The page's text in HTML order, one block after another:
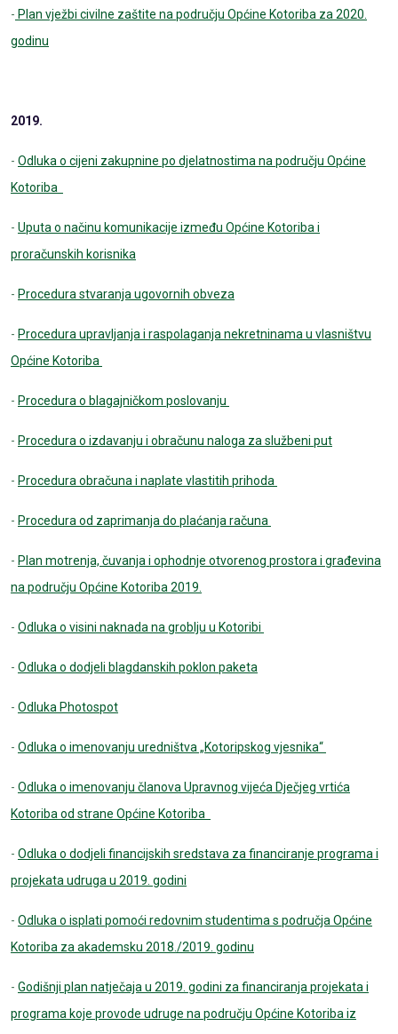
- Plan vježbi civilne zaštite na području Općine Kotoriba za 2020.
godinu
2019.
- Odluka o cijeni zakupnine po djelatnostima na području Općine
Kotoriba
- Uputa o načinu komunikacije između Općine Kotoriba i
proračunskih korisnika
- Procedura stvaranja ugovornih obveza
- Procedura upravljanja i raspolaganja nekretninama u vlasništvu
Općine Kotoriba
- Procedura o blagajničkom poslovanju
- Procedura o izdavanju i obračunu naloga za službeni put
- Procedura obračuna i naplate vlastitih prihoda
- Procedura od zaprimanja do plaćanja računa
- Plan motrenja, čuvanja i ophodnje otvorenog prostora i građevina
na području Općine Kotoriba 2019.
- Odluka o visini naknada na groblju u Kotoribi
- Odluka o dodjeli blagdanskih poklon paketa
- Odluka Photospot
- Odluka o imenovanju uredništva „Kotoripskog vjesnika“
- Odluka o imenovanju članova Upravnog vijeća Dječjeg vrtića
Kotoriba od strane Općine Kotoriba
- Odluka o dodjeli financijskih sredstava za financiranje programa i
projekata udruga u 2019. godini
- Odluka o isplati pomoći redovnim studentima s područja Općine
Kotoriba za akademsku 2018./2019. godinu
- Godišnji plan natječaja u 2019. godini za financiranja projekata i
programa koje provode udruge na području Općine Kotoriba iz